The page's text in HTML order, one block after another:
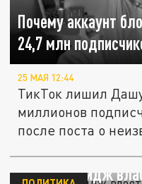
Почему аккаунт
24,7 млн
25 МАЯ 12:44
ТикТок лишил
миллионов
после поста о
На кону имидж